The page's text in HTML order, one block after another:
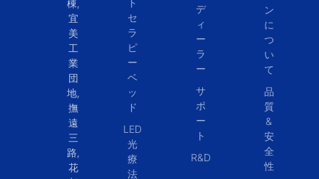
棟,
宜
美
工
業
団
地,
撫
遠
三
路,
花
ト
セ
ラ
ピ
ー
ベ
ッ
ド
LED
光
療
法
デ
ィ
ー
ラ
ー
サ
ポ
ー
ト
R&D
ン
に
つ
い
て
品
質
&
安
全
性